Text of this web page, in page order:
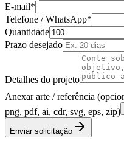
E-mail*
Telefone / WhatsApp*
Quantidade
Prazo desejado
Detalhes do projeto
Anexar arte / referência
png, pdf, ai, cdr, svg, eps, zip)
Enviar solicitação